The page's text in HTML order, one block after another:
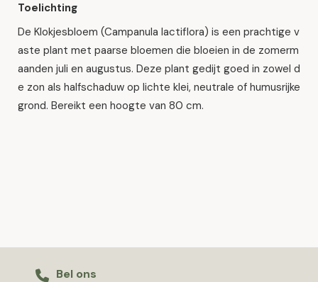
Toelichting
De Klokjesbloem (Campanula lactiflora) is een prachtige v
aste plant met paarse bloemen die bloeien in de zomerm
aanden juli en augustus. Deze plant gedijt goed in zowel d
e zon als halfschaduw op lichte klei, neutrale of humusrijke
grond. Bereikt een hoogte van 80 cm.
Bel ons